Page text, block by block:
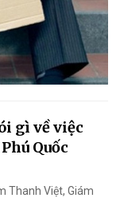
gì về việc
Quốc
Thanh Việt, Giám